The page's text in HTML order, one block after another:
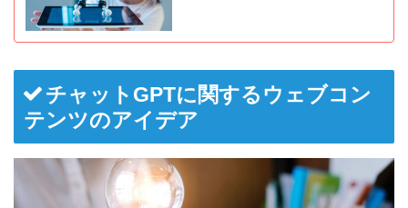
チャットGPTに関するウェブコン
テンツのアイデア